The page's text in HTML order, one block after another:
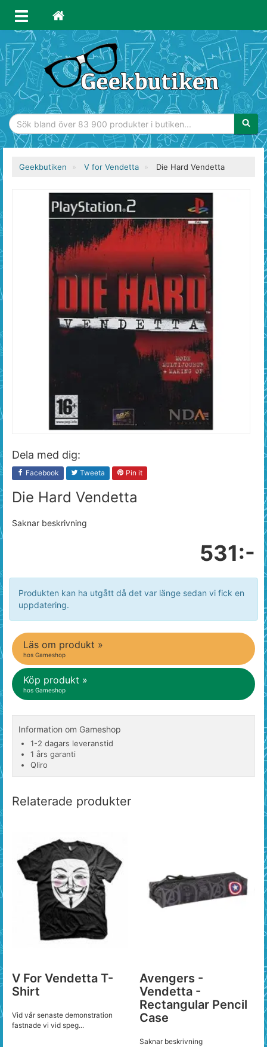
Geekbutiken V for Vendetta Die Hard Vendetta
Dela med dig:
Facebook Tweeta Pin it
Die Hard Vendetta
Saknar beskrivning
531:-
Produkten kan ha utgått då det var länge sedan vi fick en
uppdatering.
Läs om produkt »
hos Gameshop
Köp produkt »
hos Gameshop
Information om Gameshop
1-2 dagars leveranstid
1 års garanti
Qliro
Relaterade produkter
V For Vendetta T-
Shirt
Vid vår senaste demonstration
fastnade vi vid speg...
Avengers -
Vendetta -
Rectangular Pencil
Case
Saknar beskrivning